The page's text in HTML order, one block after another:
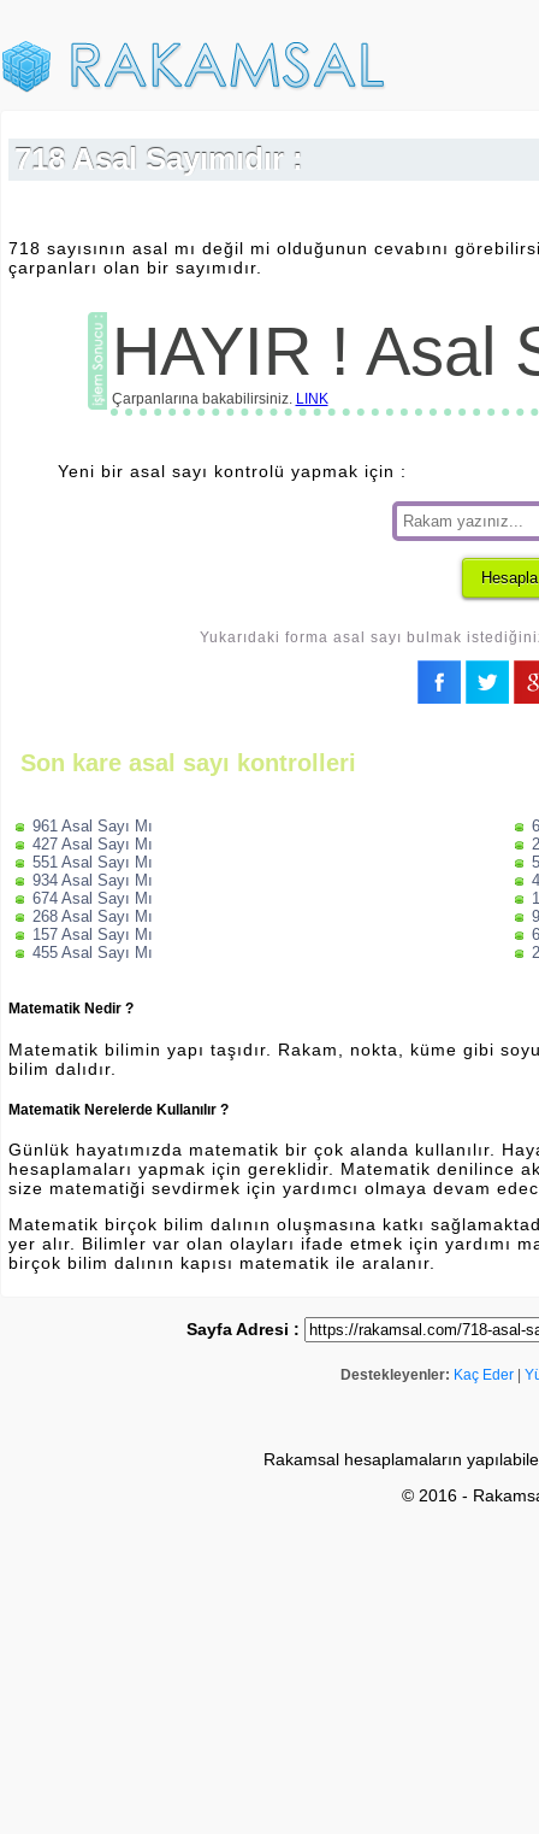
718 Asal Sayımıdır :
718 sayısının asal mı değil mi olduğunun cevabını
çarpanları olan bir sayımıdır.
HAYIR ! Asal
Çarpanlarına bakabilirsiniz. LINK
Yeni bir asal sayı kontrolü yapmak için :
Yukarıdaki forma asal sayı bulmak
Son kare asal sayı kontrolleri
961 Asal Sayı Mı
427 Asal Sayı Mı
551 Asal Sayı Mı
934 Asal Sayı Mı
674 Asal Sayı Mı
268 Asal Sayı Mı
157 Asal Sayı Mı
455 Asal Sayı Mı
Matematik Nedir ?
Matematik bilimin yapı taşıdır. Rakam, nokta, küme gibi
bilim dalıdır.
Matematik Nerelerde Kullanılır ?
Günlük hayatımızda matematik bir çok alanda kullanılır.
hesaplamaları yapmak için gereklidir. Matematik denilince
size matematiği sevdirmek için yardımcı olmaya devam
Matematik birçok bilim dalının oluşmasına katkı
yer alır. Bilimler var olan olayları ifade etmek için yardımı
birçok bilim dalının kapısı matematik ile aralanır.
Sayfa Adresi :
Destekleyenler: Kaç Eder
Rakamsal hesaplamaların
© 2016 -